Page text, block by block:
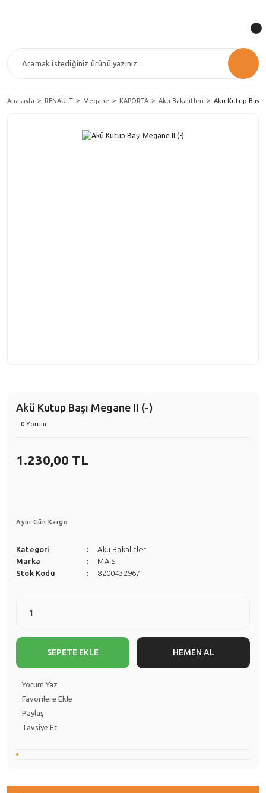
Anasayfa RENAULT Megane KAPORTA Akü Bakalitleri Akü Kutup Başı
Akü Kutup Başı Megane II (-)
0 Yorum
1.230,00 TL
Aynı Gün Kargo
Kategori
Akü Bakalitleri
Marka
MAİS
Stok Kodu
8200432967
SEPETE EKLE HEMEN AL
Yorum Yaz
Paylaş
Tavsiye Et